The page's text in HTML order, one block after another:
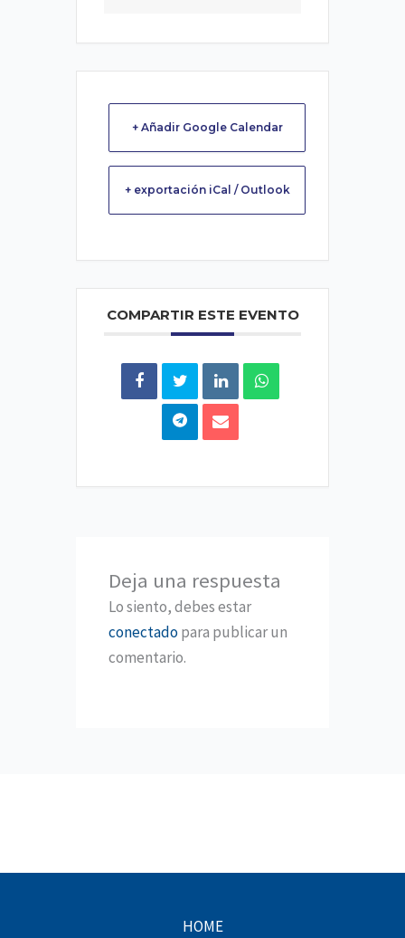
+ Añadir Google Calendar
+ exportación iCal / Outlook
COMPARTIR ESTE EVENTO
Deja una respuesta
Lo siento, debes estar
conectadopara publicar un
comentario.
HOME